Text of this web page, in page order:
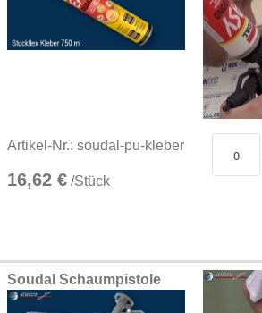
Artikel-Nr.: soudal-pu-kleber
16,62 € /Stück
Soudal Schaumpistole